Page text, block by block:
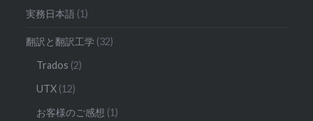
実務日本語 (1)
翻訳と翻訳工学 (32)
Trados (2)
UTX (12)
お客様のご感想 (1)